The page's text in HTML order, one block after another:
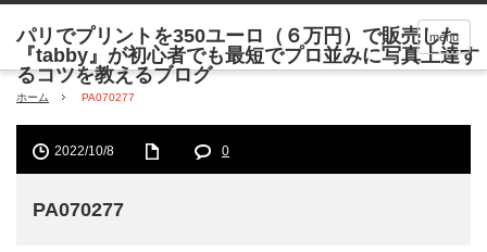
menu
ホーム PA070277
2022/10/8 0
PA070277